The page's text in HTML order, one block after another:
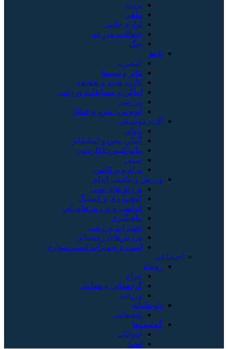
پرنده
ماهی
لوازم جانبی
حیوانات مزرعه
سگ
بلیط
کنسرت
تئاتر و سینما
کارت هدیه و تخفیف
اماکن و مسابقات ورزشی
ورزشی
اتوبوس، مترو و قطار
آلات موسیقی
ویولن
گیتار، بیس و امپلیفایر
پیانو/کیبورد/آکاردئون
سنتی
درام و پرکاشن
ورزش و تناسب اندام
ورزش‌های توپی
کوهنوردی و کمپینگ
غواصی و ورزش‌های آبی
ماهیگیری
تجهیزات ورزشی
ورزش‌های زمستانی
اسب و تجهیزات اسب سواری
اجتماعی
رویداد
حراج
گردهمایی و همایش
ورزشی
داوطلبانه
تحقیقاتی
گم‌شده‌ها
حیوانات
اشیا